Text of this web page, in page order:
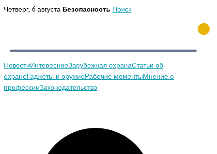
Перейти
Четверг, 6 августа Безопасность Поиск
НовостиИнтересноеЗарубежная охранаСтатьи об
охранеГаджеты и оружиеРабочие моментыМнение о
профессииЗаконодательство